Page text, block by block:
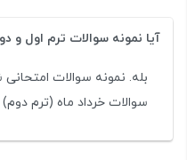
آیا نمونه سوالات ترم اول
بله. نمونه سوالات
سوالات خرداد ماه (ترم